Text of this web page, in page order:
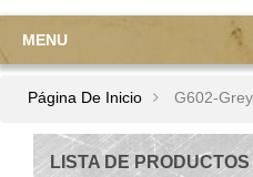
MENU
Página De Inicio G602-
LISTA DE PRODUCTOS